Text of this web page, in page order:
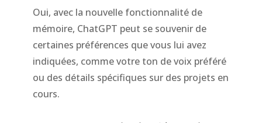
Oui, avec la nouvelle fonctionnalité de
mémoire, ChatGPT peut se souvenir de
certaines préférences que vous lui avez
indiquées, comme votre ton de voix préféré
ou des détails spécifiques sur des projets en
cours.